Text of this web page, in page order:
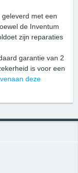
met een
de Inventum
zijn reparaties
garantie van 2
is voor een
deze